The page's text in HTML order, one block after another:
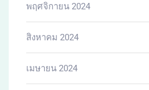
พฤศจิกายน 2024
สิงหาคม 2024
เมษายน 2024